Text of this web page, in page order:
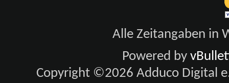
Alle Zeitangaben in
Powered by
Copyright ©2026 Adduco Digital